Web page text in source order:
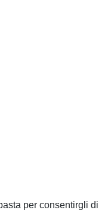
per consentirgli di